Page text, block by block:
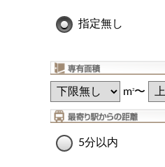
指定無し
m2〜
5分以内